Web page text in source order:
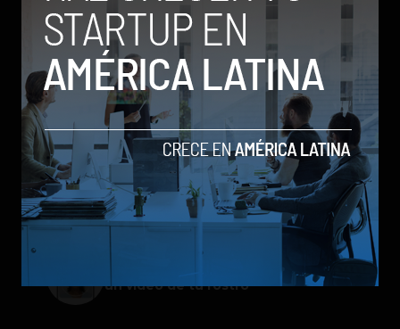
ChatGPT Work: el nuevo asistente
de OpenAI que promete mejorar la
productividad laboral
Spotify extiende las cuentas
gestionadas para menores a su plan
gratuito en seis países
Galaxy Z Flip8: el plegable compacto
de Samsung se renueva con más
pantalla, mejor cámara e IA
Google permitirá iniciar sesión con
un video de tu rostro